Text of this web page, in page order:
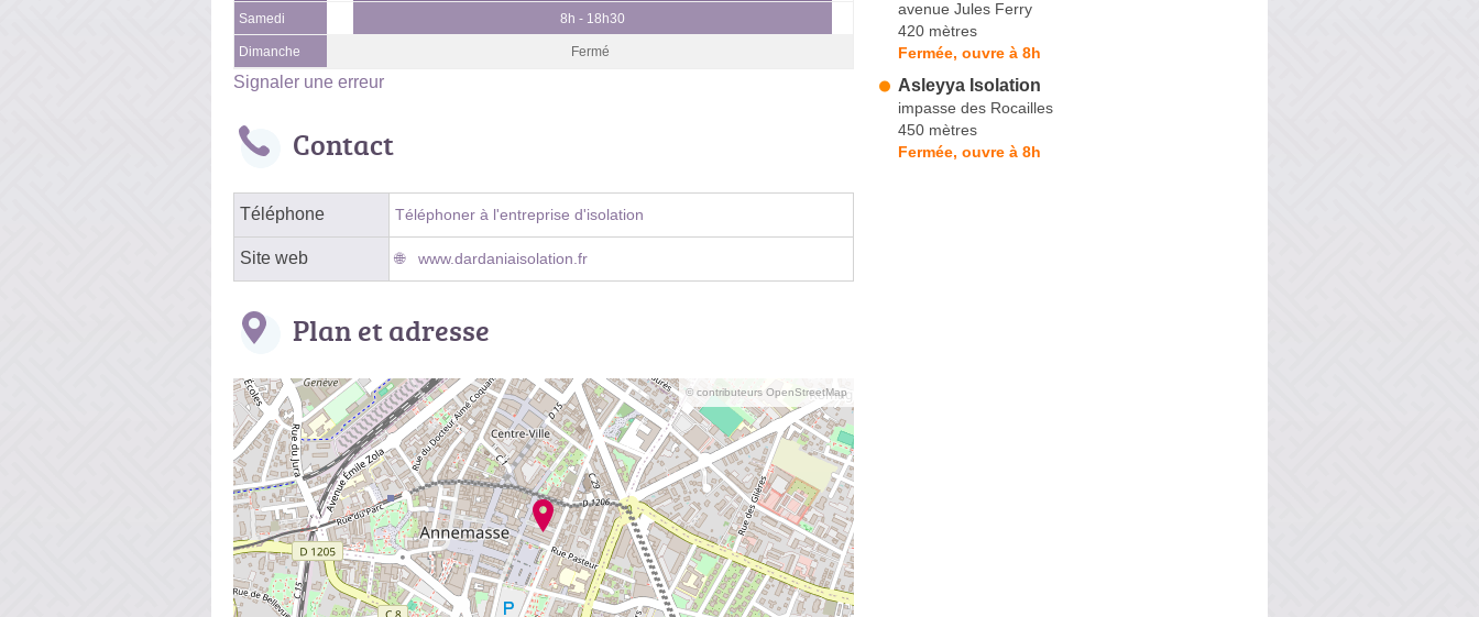
Samedi 8h - 18h30
Dimanche Fermé
Signaler une erreur
Contact
Téléphone Téléphoner à l'entreprise d'isolation
Site web www.dardaniaisolation.fr
Plan et adresse
© contributeurs OpenStreetMap
avenue Jules Ferry
420 mètres
Fermée, ouvre à 8h
Asleyya Isolation
impasse des Rocailles
450 mètres
Fermée, ouvre à 8h